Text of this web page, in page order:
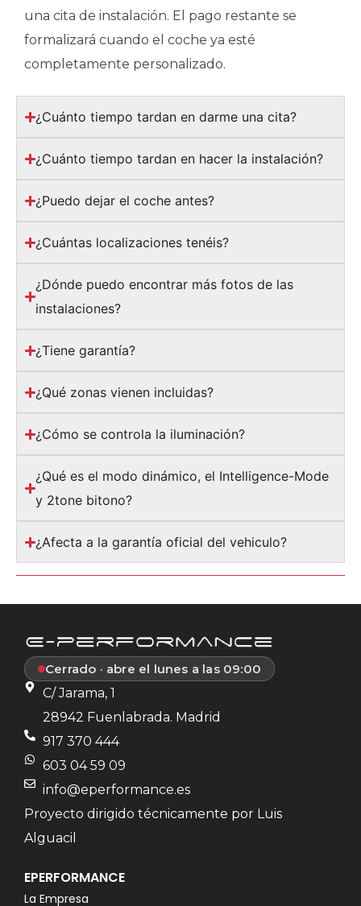
una cita de instalación. El pago restante se
formalizará cuando el coche ya esté
completamente personalizado.
¿Cuánto tiempo tardan en darme una cita?
¿Cuánto tiempo tardan en hacer la instalación?
¿Puedo dejar el coche antes?
¿Cuántas localizaciones tenéis?
¿Dónde puedo encontrar más fotos de las
instalaciones?
¿Tiene garantía?
¿Qué zonas vienen incluidas?
¿Cómo se controla la iluminación?
¿Qué es el modo dinámico, el Intelligence-Mode
y 2tone bitono?
¿Afecta a la garantía oficial del vehiculo?
Cerrado · abre el lunes a las 09:00
C/ Jarama, 1
28942 Fuenlabrada. Madrid
917 370 444
603 04 59 09
info@eperformance.es
Proyecto dirigido técnicamente por Luis
Alguacil
EPERFORMANCE
La Empresa